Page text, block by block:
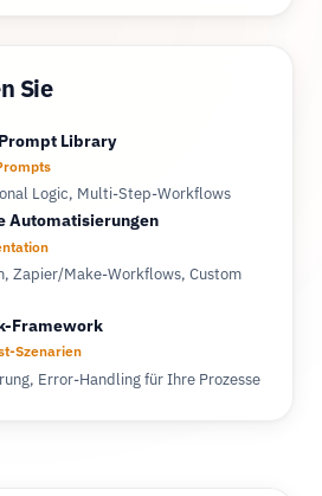
Sie
Library
Logic, Multi-Step-Workflows
Automatisierungen
Zapier/Make-Workflows, Custom
Framework
Szenarien
Error-Handling für Ihre Prozesse